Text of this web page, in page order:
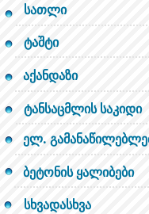
ტაშტი
აქანდაზი
ტანსაცმლის საკიდი
ელ.
ბეტონის ყალიბები
სხვადასხვა
სათლი